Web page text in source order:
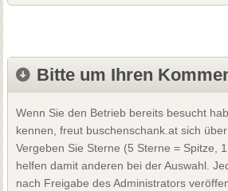
Bitte um Ihren
Wenn Sie den Betrieb bereits besucht
kennen, freut buschenschank.at sich
Vergeben Sie Sterne (5 Sterne = Spitze,
helfen damit anderen bei der Auswahl.
nach Freigabe des Administrators